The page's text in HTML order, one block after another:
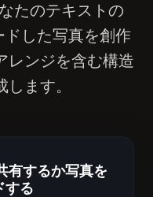
たのテキストの
した写真を創作
レンジを含む構造
ます。
有するか写真を
する